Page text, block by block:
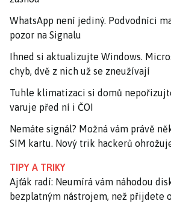
WhatsApp není jediný. Podvodníci
pozor na Signalu
Ihned si aktualizujte Windows.
chyb, dvě z nich už se zneužívají
Tuhle klimatizaci si domů
varuje před ní i ČOI
Nemáte signál? Možná vám právě
SIM kartu. Nový trik hackerů
TIPY A TRIKY
Ajťák radí: Neumírá vám náhodou
bezplatným nástrojem, než přijdete